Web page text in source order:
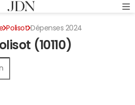
Polisot Dépenses 2024
(10110)